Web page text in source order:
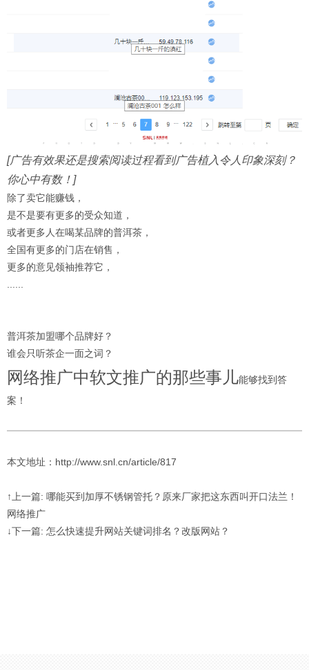
[广告有效果还是搜索阅读过程看到广告植入令人印象深刻？
你心中有数！]
除了卖它能赚钱，
是不是要有更多的受众知道，
或者更多人在喝某品牌的普洱茶，
全国有更多的门店在销售，
更多的意见领袖推荐它，
......
普洱茶加盟哪个品牌好？
谁会只听茶企一面之词？
网络推广中软文推广的那些事儿能够找到答
案！
本文地址：http://www.snl.cn/article/817
↑上一篇: 哪能买到加厚不锈钢管托？原来厂家把这东西叫开口法兰！
网络推广
↓下一篇: 怎么快速提升网站关键词排名？改版网站？